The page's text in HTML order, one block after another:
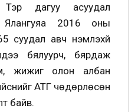
Тэр дагуу асуудал
2016 оны
суудал авч үнэмлэхүй
бялуурч, бярдаж
жижиг олон албан
АТГ чөдөрлөсөн
байв.